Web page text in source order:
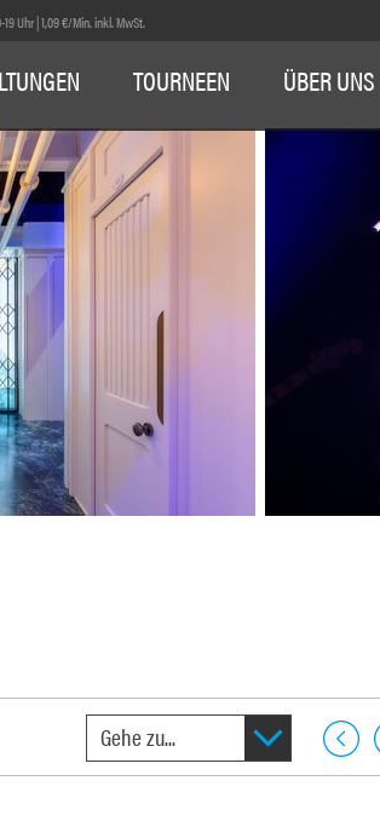
19 Uhr | 1,09 €/Min. inkl. MwSt.
TOURNEEN ÜBER UNS